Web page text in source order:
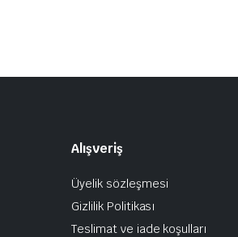
Alışveriş
Üyelik sözleşmesi
Gizlilik Politikası
Teslimat ve iade koşulları